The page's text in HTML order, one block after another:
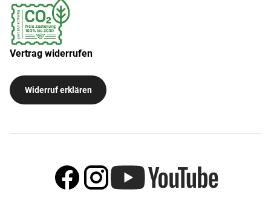
Vertrag widerrufen
Widerruf erklären